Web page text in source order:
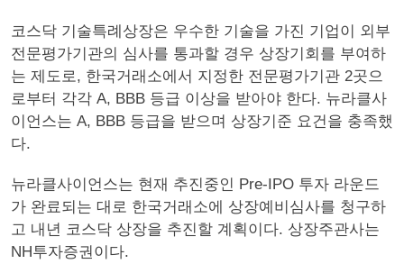
코스닥 기술특례상장은 우수한 기술을 가진 기업이 외부
전문평가기관의 심사를 통과할 경우 상장기회를 부여하
는 제도로, 한국거래소에서 지정한 전문평가기관 2곳으
로부터 각각 A, BBB 등급 이상을 받아야 한다. 뉴라클사
이언스는 A, BBB 등급을 받으며 상장기준 요건을 충족했
다.
뉴라클사이언스는 현재 추진중인 Pre-IPO 투자 라운드
가 완료되는 대로 한국거래소에 상장예비심사를 청구하
고 내년 코스닥 상장을 추진할 계획이다. 상장주관사는
NH투자증권이다.